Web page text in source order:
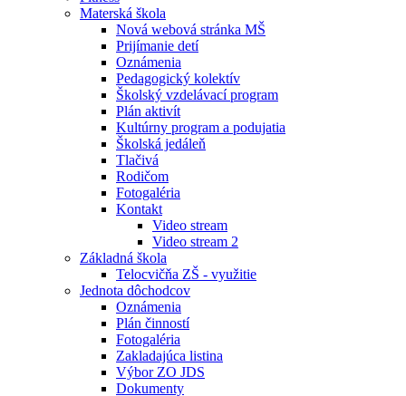
Materská škola
Nová webová stránka MŠ
Prijímanie detí
Oznámenia
Pedagogický kolektív
Školský vzdelávací program
Plán aktivít
Kultúrny program a podujatia
Školská jedáleň
Tlačivá
Rodičom
Fotogaléria
Kontakt
Video stream
Video stream 2
Základná škola
Telocvičňa ZŠ - využitie
Jednota dôchodcov
Oznámenia
Plán činností
Fotogaléria
Zakladajúca listina
Výbor ZO JDS
Dokumenty